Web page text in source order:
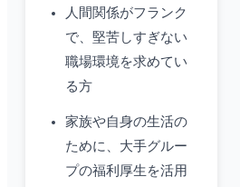
人間関係がフランク
で、堅苦しすぎない
職場環境を求めてい
る方
家族や自身の生活の
ために、大手グルー
プの福利厚生を活用